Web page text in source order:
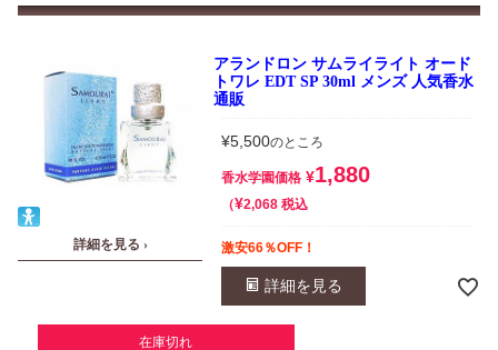
詳細を見る ›
アランドロン サムライライト オード
トワレ EDT SP 30ml メンズ 人気香水
通販
¥5,500のところ
香水学園価格 ¥1,880
¥2,068 税込
激安66％OFF！
詳細を見る
在庫切れ